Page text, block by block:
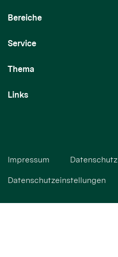
Bereiche
Service
Thema
Links
Impressum Datenschutz
Datenschutzeinstellungen